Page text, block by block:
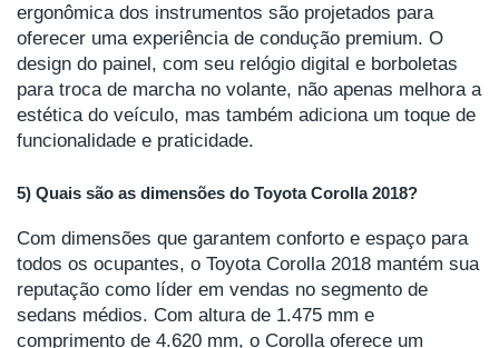
ergonômica dos instrumentos são projetados para
oferecer uma experiência de condução premium. O
design do painel, com seu relógio digital e borboletas
para troca de marcha no volante, não apenas melhora a
estética do veículo, mas também adiciona um toque de
funcionalidade e praticidade.
5) Quais são as dimensões do Toyota Corolla 2018?
Com dimensões que garantem conforto e espaço para
todos os ocupantes, o Toyota Corolla 2018 mantém sua
reputação como líder em vendas no segmento de
sedans médios. Com altura de 1.475 mm e
comprimento de 4.620 mm, o Corolla oferece um